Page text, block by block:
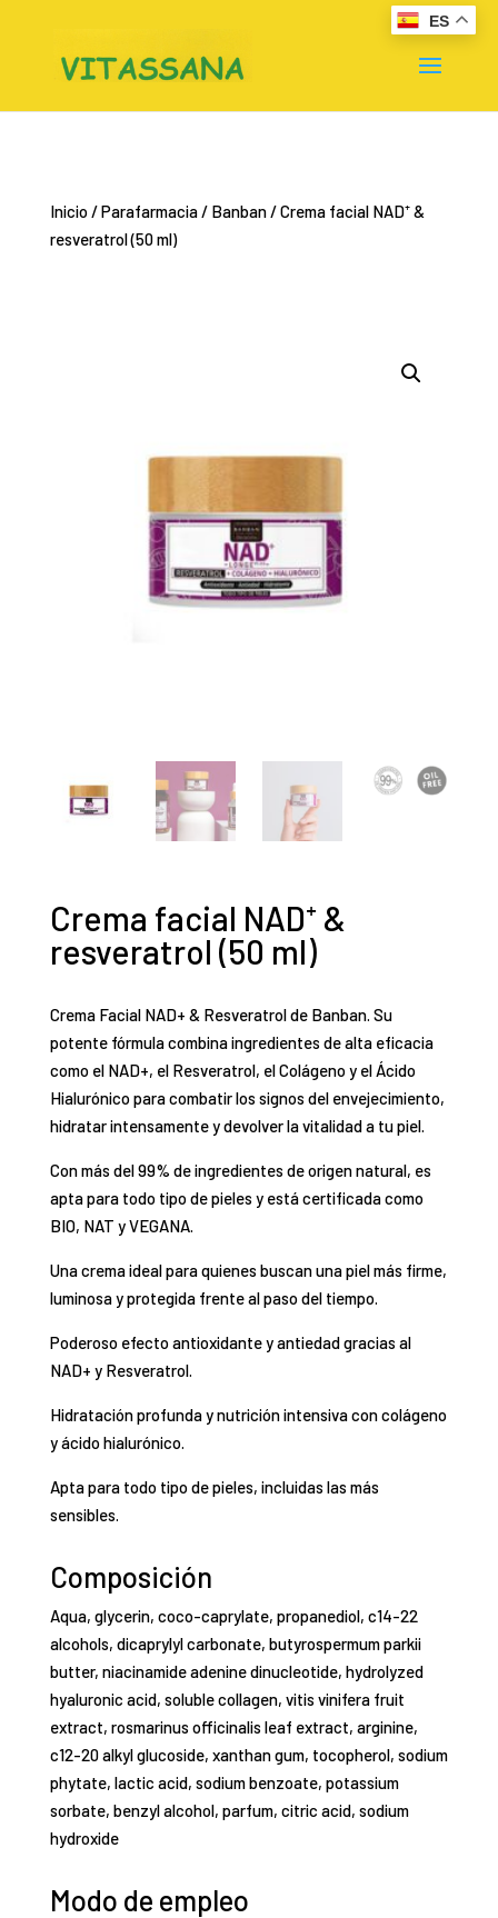
Inicio/Parafarmacia/ Banban/ Crema facial NAD⁺ &
resveratrol (50 ml)
Crema facial NAD⁺ &
resveratrol (50 ml)
Crema Facial NAD+ & Resveratrol de Banban. Su
potente fórmula combina ingredientes de alta eficacia
como el NAD+, el Resveratrol, el Colágeno y el Ácido
Hialurónico para combatir los signos del envejecimiento,
hidratar intensamente y devolver la vitalidad a tu piel.
Con más del 99% de ingredientes de origen natural, es
apta para todo tipo de pieles y está certificada como
BIO, NAT y VEGANA.
Una crema ideal para quienes buscan una piel más firme,
luminosa y protegida frente al paso del tiempo.
Poderoso efecto antioxidante y antiedad gracias al
NAD+ y Resveratrol.
Hidratación profunda y nutrición intensiva con colágeno
y ácido hialurónico.
Apta para todo tipo de pieles, incluidas las más
sensibles.
Composición
Aqua, glycerin, coco-caprylate, propanediol, c14-22
alcohols, dicaprylyl carbonate, butyrospermum parkii
butter, niacinamide adenine dinucleotide, hydrolyzed
hyaluronic acid, soluble collagen, vitis vinifera fruit
extract, rosmarinus officinalis leaf extract, arginine,
c12-20 alkyl glucoside, xanthan gum, tocopherol, sodium
phytate, lactic acid, sodium benzoate, potassium
sorbate, benzyl alcohol, parfum, citric acid, sodium
hydroxide
Modo de empleo
ES